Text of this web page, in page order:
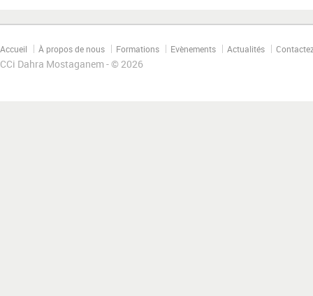
Accueil À propos de nous Formations Evènements Actualités
CCi Dahra Mostaganem - © 2026